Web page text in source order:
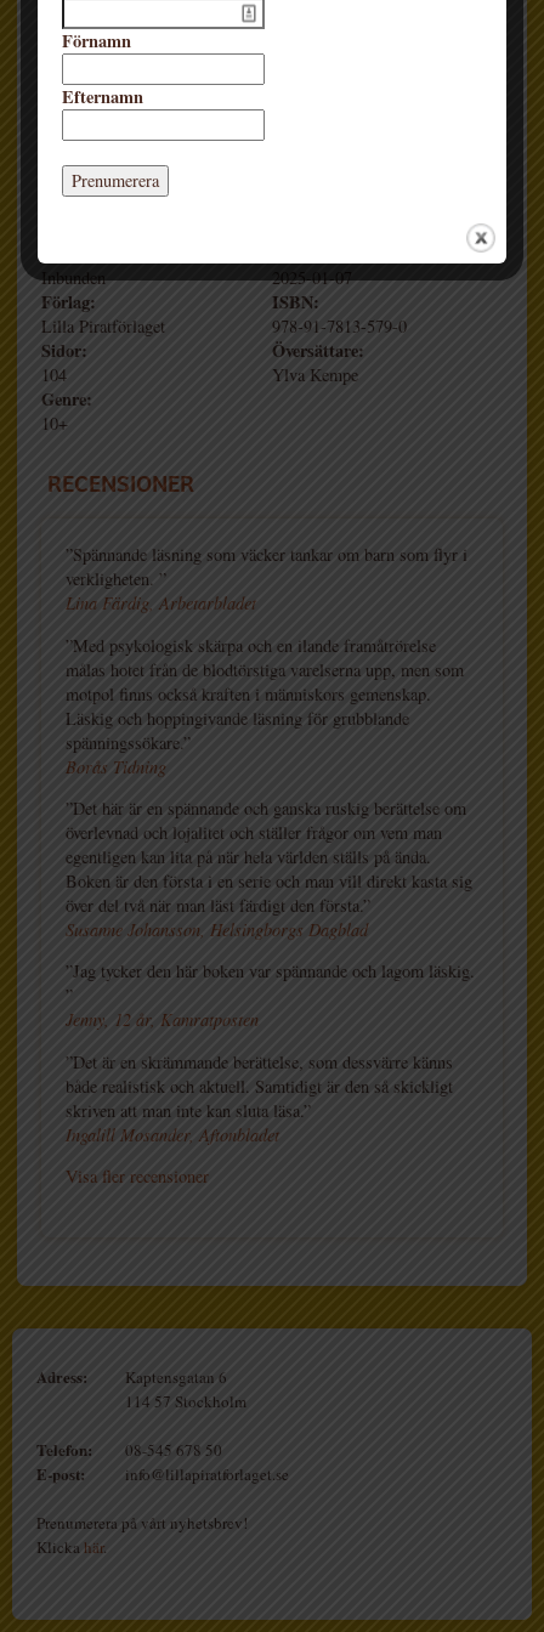
Nordiska rådets barn- och ungdomsbokspris och Bokslukerprisen
och tilldelades ARKs barnebokpris i Norge 2023.
Lilla Piratförlaget har tagit fram en lärarhandledning med
diskussionsfrågor och uppgifter för klassrummet, som finns att
Inbunden 2025-01-07
Förlag:
Lilla Piratförlaget
ISBN:
978-91-7813-579-0
Sidor:
104
Översättare:
Ylva Kempe
Genre:
10+
RECENSIONER
”Spännande läsning som väcker tankar om barn som flyr i
verkligheten. ”
Lina Färdig, Arbetarbladet
”Med psykologisk skärpa och en ilande framåtrörelse
målas hotet från de blodtörstiga varelserna upp, men som
motpol finns också kraften i människors gemenskap.
Läskig och hoppingivande läsning för grubblande
spänningssökare.”
Borås Tidning
”Det här är en spännande och ganska ruskig berättelse om
överlevnad och lojalitet och ställer frågor om vem man
egentligen kan lita på när hela världen ställs på ända.
Boken är den första i en serie och man vill direkt kasta sig
över del två när man läst färdigt den första.”
Susanne Johansson, Helsingborgs Dagblad
”Jag tycker den här boken var spännande och lagom läskig.
”
Jenny, 12 år, Kamratposten
”Det är en skrämmande berättelse, som dessvärre känns
både realistisk och aktuell. Samtidigt är den så skickligt
skriven att man inte kan sluta läsa.”
Ingalill Mosander, Aftonbladet
Visa fler recensioner
Adress:
Kaptensgatan 6
114 57 Stockholm
Telefon: 08-545 678 50
E-post: info@lillapiratforlaget.se
Prenumerera på vårt nyhetsbrev!
Klicka här.
Förnamn
Efternamn